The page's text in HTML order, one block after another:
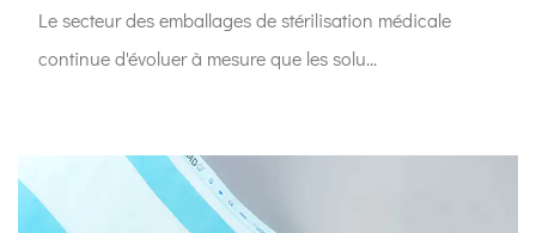
Le secteur des emballages de stérilisation médicale
continue d'évoluer à mesure que les solu...